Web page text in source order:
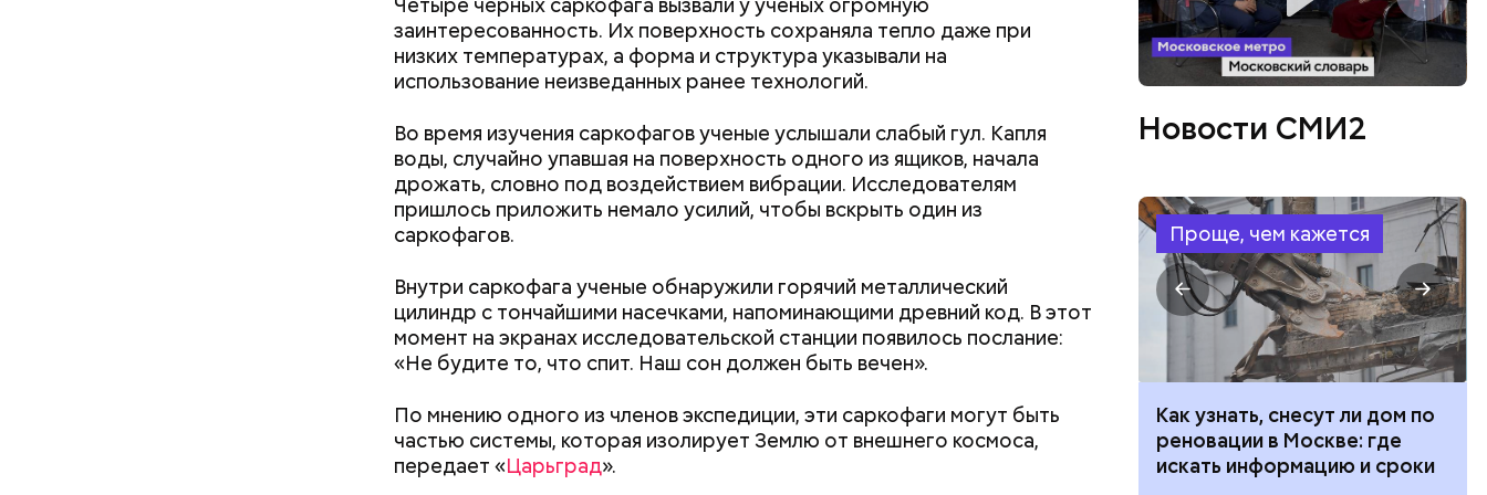
заинтересованность. Их поверхность сохраняла тепло даже при
низких температурах, а форма и структура указывали на
использование неизведанных ранее технологий.
Во время изучения саркофагов ученые услышали слабый гул. Капля
воды, случайно упавшая на поверхность одного из ящиков, начала
дрожать, словно под воздействием вибрации. Исследователям
пришлось приложить немало усилий, чтобы вскрыть один из
саркофагов.
Внутри саркофага ученые обнаружили горячий металлический
цилиндр с тончайшими насечками, напоминающими древний код. В этот
момент на экранах исследовательской станции появилось послание:
«Не будите то, что спит. Наш сон должен быть вечен».
По мнению одного из членов экспедиции, эти саркофаги могут быть
частью системы, которая изолирует Землю от внешнего космоса,
передает «Царьград».
В 1991 году Тадзима потеряла мужа. А спустя 11 лет переехала в дом
престарелых. В 2015 году, когда ей было 115 лет, она была признана
Убийство политика Инэдзиро Асанумы
Фото: wikimedia.org
Новости СМИ2
Проще, чем кажется
Как поменять батареи дома и
не получить штраф
Как получить до 100 тысяч
рублей от государства при
Как узнать, снесут ли дом по
реновации в Москве: где
искать информацию и сроки